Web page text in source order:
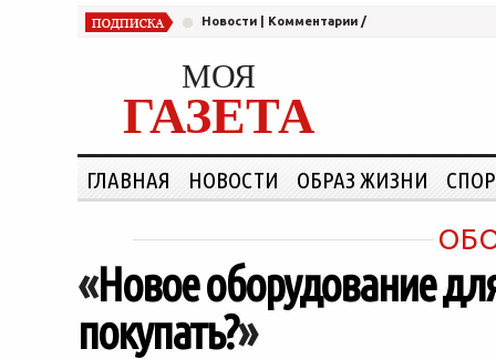
Новости Комментарии /
МОЯ
ГАЗЕТА
ГЛАВНАЯ НОВОСТИ ОБРАЗ ЖИЗНИ
«Новое оборудование
покупать?»